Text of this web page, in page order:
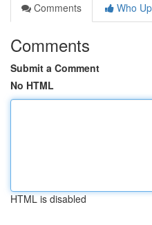
Comments
Who
Comments
Submit a Comment
No HTML
HTML is disabled